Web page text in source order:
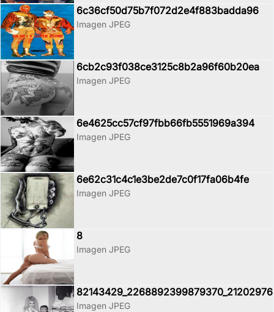
6c36cf50d75b7f072d2e4f883badda96
Imagen JPEG
6cb2c93f038ce3125c8b2a96f60b20ea
Imagen JPEG
6e4625cc57cf97fbb66fb5551969a394
Imagen JPEG
6e62c31c4c1e3be2de7c0f17fa06b4fe
Imagen JPEG
8
Imagen JPEG
Imagen JPEG